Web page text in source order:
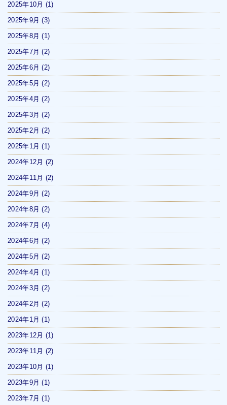
2025年10月 (1)
2025年9月(3)
2025年8月(1)
2025年7月(2)
2025年6月(2)
2025年5月(2)
2025年4月(2)
2025年3月(2)
2025年2月(2)
2025年1月(1)
2024年12月 (2)
2024年11月 (2)
2024年9月(2)
2024年8月(2)
2024年7月(4)
2024年6月(2)
2024年5月(2)
2024年4月(1)
2024年3月(2)
2024年2月(2)
2024年1月(1)
2023年12月 (1)
2023年11月 (2)
2023年10月 (1)
2023年9月(1)
2023年7月(1)